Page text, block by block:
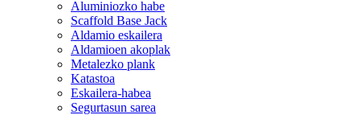
Aluminiozko habe
Scaffold Base Jack
Aldamio eskailera
Aldamioen akoplak
Metalezko plank
Katastoa
Eskailera-habea
Segurtasun sarea